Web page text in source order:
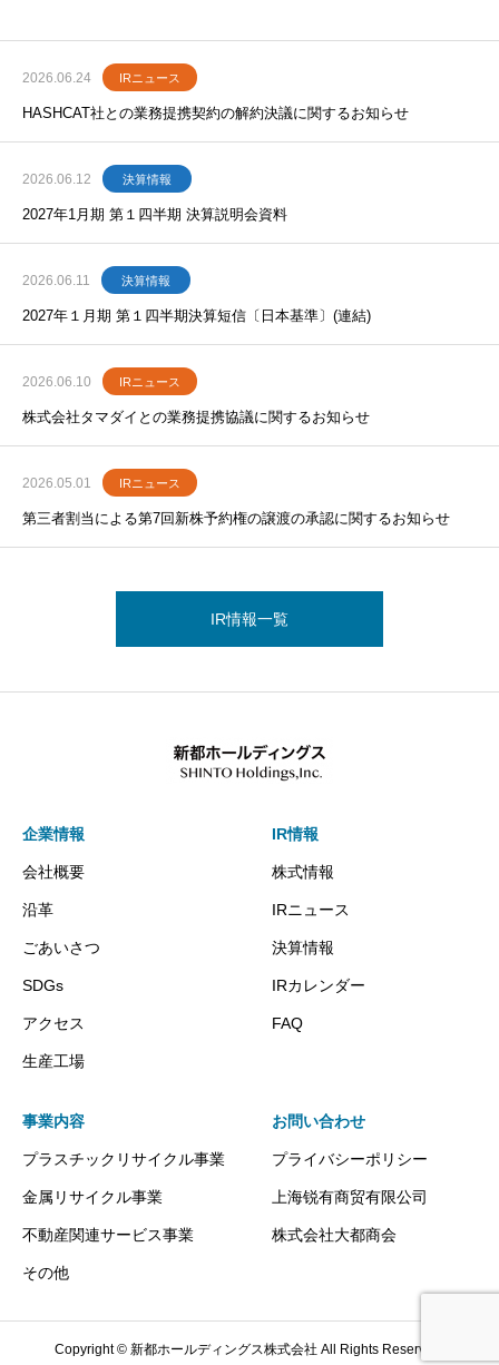
2026.06.24 IRニュース
HASHCAT社との業務提携契約の解約決議に関するお知らせ
2026.06.12 決算情報
2027年1月期 第１四半期 決算説明会資料
2026.06.11 決算情報
2027年１月期 第１四半期決算短信〔日本基準〕(連結)
2026.06.10 IRニュース
株式会社タマダイとの業務提携協議に関するお知らせ
2026.05.01 IRニュース
第三者割当による第7回新株予約権の譲渡の承認に関するお知らせ
IR情報一覧
企業情報
会社概要
沿革
ごあいさつ
SDGs
アクセス
生産工場
IR情報
株式情報
IRニュース
決算情報
IRカレンダー
FAQ
事業内容
プラスチックリサイクル事業
金属リサイクル事業
不動産関連サービス事業
その他
お問い合わせ
プライバシーポリシー
上海锐有商贸有限公司
株式会社大都商会
Copyright © 新都ホールディングス株式会社 All Rights Reserved.